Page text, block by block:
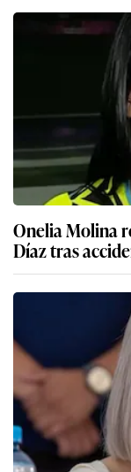
Onelia Molina
Díaz tras